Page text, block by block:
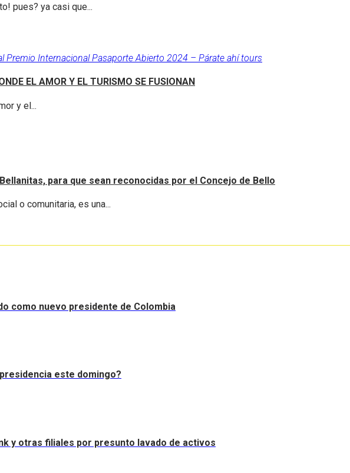
pues? ya casi que...
Premio Internacional Pasaporte Abierto 2024 – Párate ahí tours
EL AMOR Y EL TURISMO SE FUSIONAN
y el...
para que sean reconocidas por el Concejo de Bello
o comunitaria, es una...
como nuevo presidente de Colombia
este domingo?
y otras filiales por presunto lavado de activos